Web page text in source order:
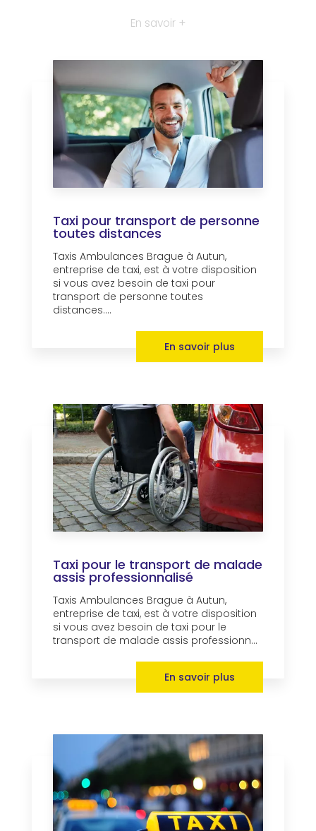
En savoir +
Taxi pour transport de personne
toutes distances
Taxis Ambulances Brague à Autun,
entreprise de taxi, est à votre disposition
si vous avez besoin de taxi pour
transport de personne toutes
distances....
En savoir plus
Taxi pour le transport de malade
assis professionnalisé
Taxis Ambulances Brague à Autun,
entreprise de taxi, est à votre disposition
si vous avez besoin de taxi pour le
transport de malade assis professionn...
En savoir plus